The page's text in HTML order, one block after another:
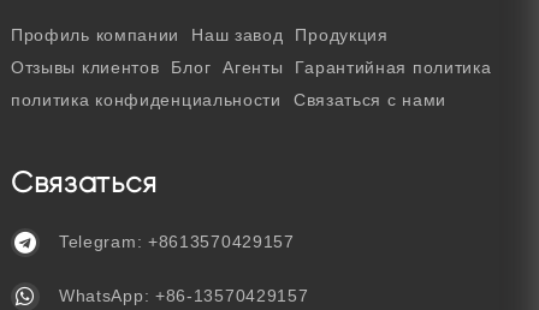
Профиль компании Наш завод
Продукция
Отзывы клиентов
Блог Агенты
Гарантийная политика
политика конфиденциальности
Связаться с нами
Связаться
Telegram: +8613570429157
WhatsApp: +86-13570429157